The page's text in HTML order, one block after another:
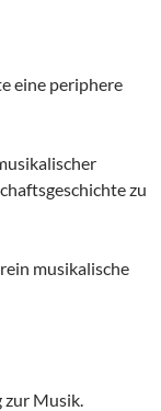
eine periphere
zu
musikalische
zur Musik.